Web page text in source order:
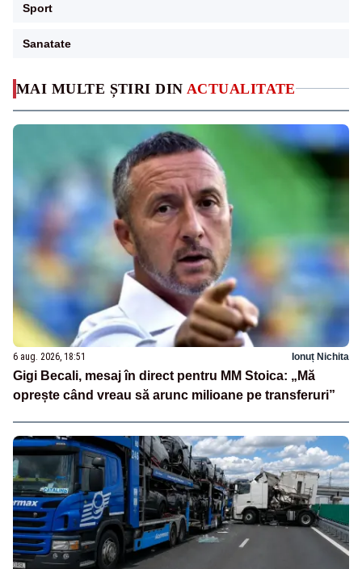
MAI MULTE ȘTIRI DIN ACTUALITATE
6 aug. 2026, 18:51 Ionuț Nichita
Gigi Becali, mesaj în direct pentru MM Stoica: „Mă
oprește când vreau să arunc milioane pe transferuri”
Sport
Sanatate